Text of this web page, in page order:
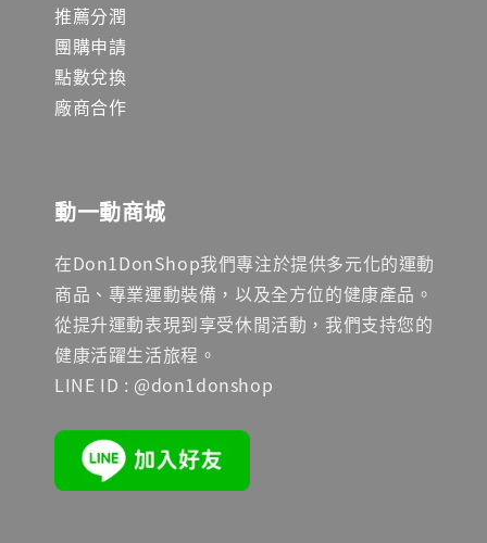
推薦分潤
團購申請
點數兌換
廠商合作
動一動商城
在Don1DonShop我們專注於提供多元化的運動
商品、專業運動裝備，以及全方位的健康產品。
從提升運動表現到享受休閒活動，我們支持您的
健康活躍生活旅程。
LINE ID : @don1donshop